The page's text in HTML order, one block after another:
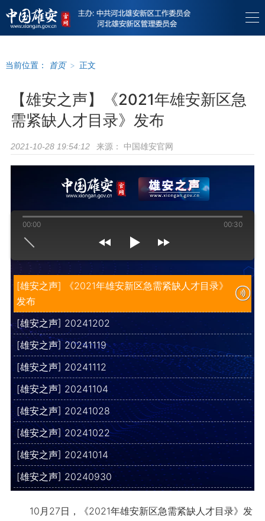
当前位置： 首页 > 正文
【雄安之声】《2021年雄安新区急
需紧缺人才目录》发布
2021-10-28 19:54:12 来源： 中国雄安官网
[雄安之声] 《2021年雄安新区急需紧缺人才目录》
发布
[雄安之声] 20241202
[雄安之声] 20241119
[雄安之声] 20241112
[雄安之声] 20241104
[雄安之声] 20241028
[雄安之声] 20241022
[雄安之声] 20241014
[雄安之声] 20240930
00:00 00:30
10月27日，《2021年雄安新区急需紧缺人才目录》发